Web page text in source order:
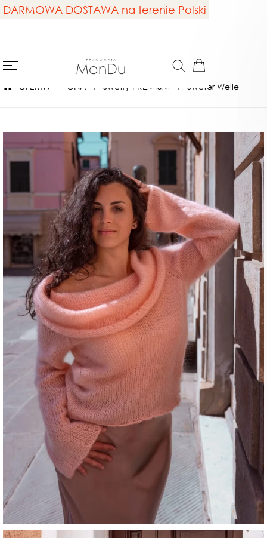
DARMOWA DOSTAWA na terenie Polski
OFERTA ONA Swetry PREMIUM Sweter Welle